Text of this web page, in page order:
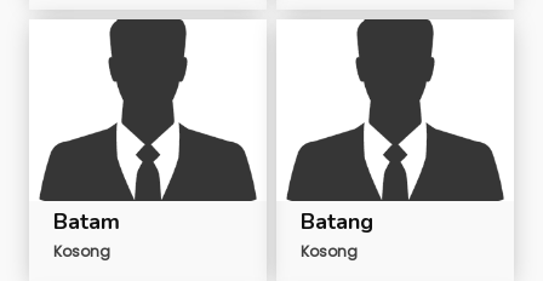
Batam
Kosong
Batang
Kosong